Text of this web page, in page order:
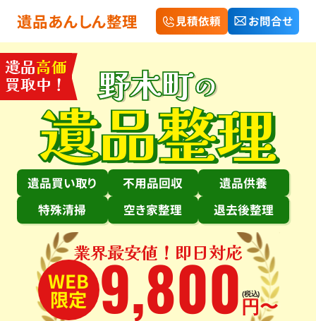
遺品あんしん整理 見積依頼 お問合せ
野木町の
遺品整理
遺品買い取り 不用品回収
遺品供養
特殊清掃
空き家整理 退去後整理
業界最安値！即日対応
WEB
限定 9,800円〜
(税込)
遺品高価
買取中！